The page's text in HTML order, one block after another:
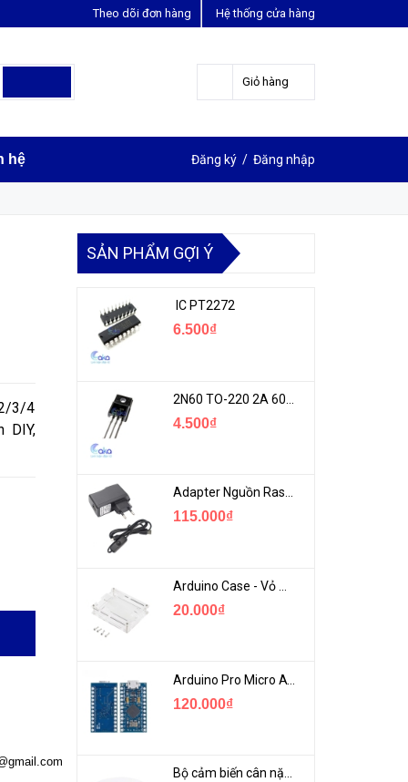
Hệ thống cửa hàng
Theo dõi đơn hàng
Giỏ hàng
hệ Đăng ký / Đăng nhập
3/4
DIY,
LIÊN HỆ ĐẶT HÀNG
SẢN PHẨM GỢI Ý
IC PT2272
6.500₫
4.500₫
Adapter Nguồn Raspberry 5V 2.5A - USB Micro Có Công Tắc
115.000₫
20.000₫
Arduino Pro Micro ATmega32U4 USB Mini
120.000₫
Bộ cảm biến cân nặng loadcell 1KG khung mica